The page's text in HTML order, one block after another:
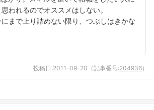
われるのでオススメはしない。
まで上り詰めない限り、つぶしはきかな
投稿日:2011-09-20 （記事番号:204936）